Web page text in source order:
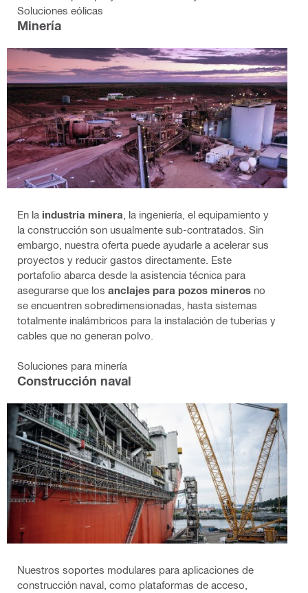
Soluciones eólicas
Minería
En la industria minera , la ingeniería, el equipamiento y
la construcción son usualmente sub-contratados. Sin
embargo, nuestra oferta puede ayudarle a acelerar sus
proyectos y reducir gastos directamente. Este
portafolio abarca desde la asistencia técnica para
asegurarse que los anclajes para pozos mineros no
se encuentren sobredimensionadas, hasta sistemas
totalmente inalámbricos para la instalación de tuberías y
cables que no generan polvo.
Soluciones para minería
Construcción naval
Nuestros soportes modulares para aplicaciones de
construcción naval, como plataformas de acceso,